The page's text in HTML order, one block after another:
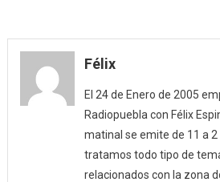
Félix
El 24 de Enero de 2005
Radiopuebla con Félix
matinal se emite de 11 a
tratamos todo tipo de
relacionados con la zona